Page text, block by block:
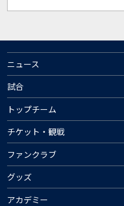
ニュース
試合
トップチーム
チケット・観戦
ファンクラブ
グッズ
アカデミー